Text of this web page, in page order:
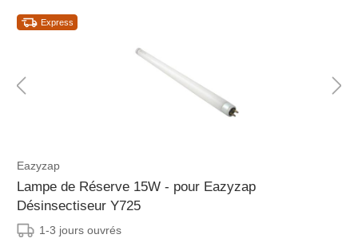
Express
Eazyzap
Lampe de Réserve 15W - pour Eazyzap
Désinsectiseur Y725
1-3 jours ouvrés